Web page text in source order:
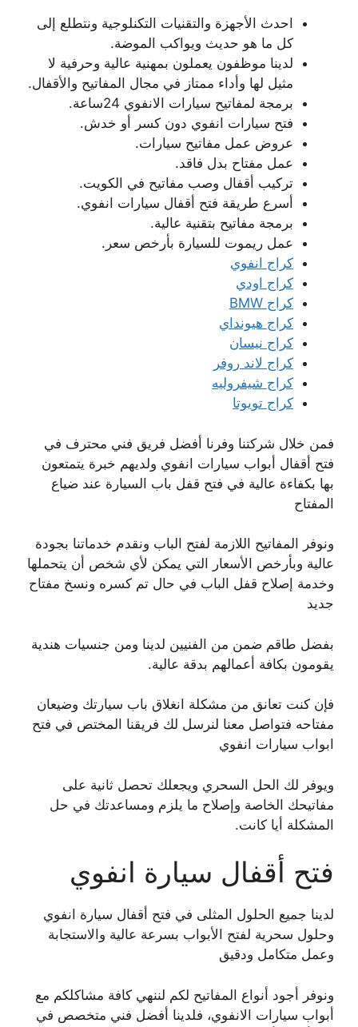
احدث الأجهزة والتقنيات التكنلوجية ونتطلع إلى
كل ما هو حديث ويواكب الموضة.
لدينا موظفون يعملون بمهنية عالية وحرفية لا
مثيل لها وأداء ممتاز في مجال المفاتيح والأقفال.
برمجة لمفاتيح سيارات الانفوي 24ساعة.
فتح سيارات انفوي دون كسر أو خدش.
عروض عمل مفاتيح سيارات.
عمل مفتاح بدل فاقد.
تركيب أقفال وصب مفاتيح في الكويت.
أسرع طريقة فتح أقفال سيارات انفوي.
برمجة مفاتيح بتقنية عالية.
عمل ريموت للسيارة بأرخص سعر.
كراج انفوي
كراج اودي
كراج BMW
كراج هيونداي
كراج نيسان
كراج لاند روفر
كراج شيفروليه
كراج تويوتا
فمن خلال شركتنا وفرنا أفضل فريق فني محترف في
فتح أقفال أبواب سيارات انفوي ولديهم خبرة يتمتعون
بها بكفاءة عالية في فتح قفل باب السيارة عند ضياع
المفتاح
ونوفر المفاتيح اللازمة لفتح الباب ونقدم خدماتنا بجودة
عالية وبأرخص الأسعار التي يمكن لأي شخص أن يتحملها
وخدمة إصلاح قفل الباب في حال تم كسره ونسخ مفتاح
جديد
بفضل طاقم ضمن من الفنيين لدينا ومن جنسيات هندية
يقومون بكافة أعمالهم بدقة عالية.
فإن كنت تعانق من مشكلة انغلاق باب سيارتك وضيعان
مفتاحه فتواصل معنا لنرسل لك فريقنا المختص في فتح
ابواب سيارات انفوي
ويوفر لك الحل السحري ويجعلك تحصل ثانية على
مفاتيحك الخاصة وإصلاح ما يلزم ومساعدتك في حل
المشكلة أيا كانت.
فتح أقفال سيارة انفوي
لدينا جميع الحلول المثلى في فتح أقفال سيارة انفوي
وحلول سحرية لفتح الأبواب بسرعة عالية والاستجابة
وعمل متكامل ودقيق
ونوفر أجود أنواع المفاتيح لكم لننهي كافة مشاكلكم مع
أبواب سيارات الانفوي، فلدينا أفضل فني متخصص في